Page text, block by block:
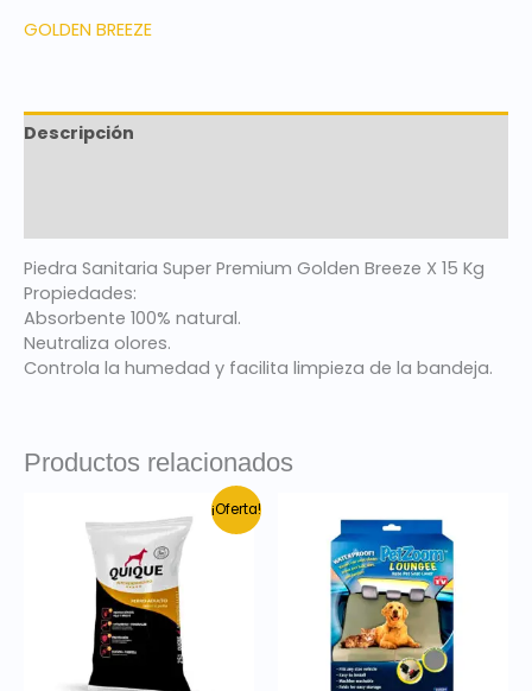
GOLDEN BREEZE
Descripción
Piedra Sanitaria Super Premium Golden Breeze X 15 Kg
Propiedades:
Absorbente 100% natural.
Neutraliza olores.
Controla la humedad y facilita limpieza de la bandeja.
Productos relacionados
¡Oferta!
precio
original
era:
$ 1.300.
precio
actual
es:
$ 1.190.